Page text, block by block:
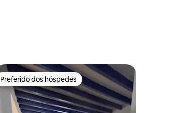
Preferido dos hóspedes
Preferido dos hóspedes